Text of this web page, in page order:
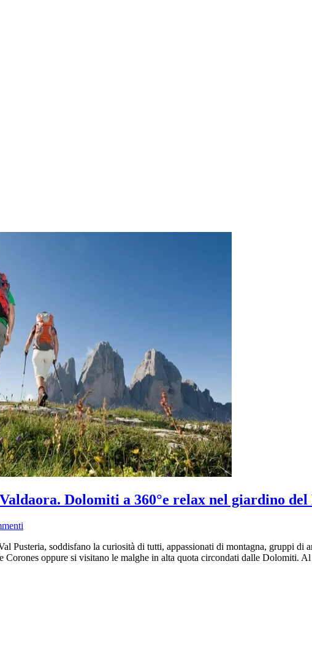
Dolomiti a 360°e relax nel giardino
Pusteria, soddisfano la curiosità di tutti, appassionati di montagna, gruppi
Corones oppure si visitano le malghe in alta quota circondati dalle Dolomiti.